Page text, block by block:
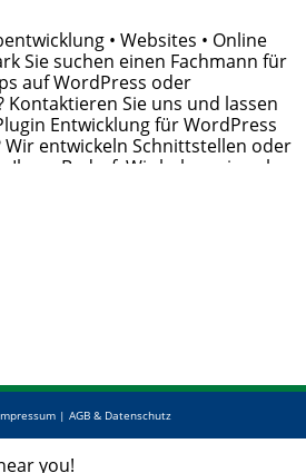
• Websites • Online
Sie suchen einen Fachmann für
auf WordPress oder
Kontaktieren Sie uns und lassen
Entwicklung für WordPress
Wir entwickeln Schnittstellen oder
Bedarf. Wir haben ein sehr
| AGB & Datenschutz
you!